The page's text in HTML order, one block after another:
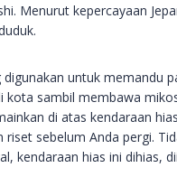
Menurut kepercayaan
untuk memandu
kota sambil membawa
di atas kendaraan
sebelum Anda pergi.
kendaraan hias ini dihias,